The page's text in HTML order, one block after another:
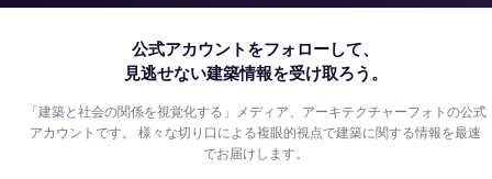
公式アカウントをフォローして、
見逃せない建築情報を受け取ろう。
「建築と社会の関係を視覚化する」メディア、アーキテクチャーフォトの公式
アカウントです。様々な切り口による複眼的視点で建築に関する情報を最速
でお届けします。